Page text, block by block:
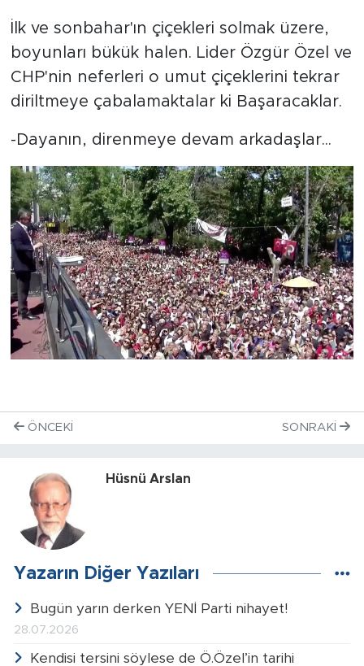
İlk ve sonbahar'ın çiçekleri solmak üzere,
boyunları bükük halen. Lider Özgür Özel ve
CHP'nin neferleri o umut çiçeklerini tekrar
diriltmeye çabalamaktalar ki Başaracaklar.
-Dayanın, direnmeye devam arkadaşlar...
ÖNCEKI SONRAKI
Hüsnü Arslan
Yazarın Diğer Yazıları
Bugün yarın derken YENİ Parti nihayet!
28.07.2026
Kendisi tersini söylese de Ö.Özel’in tarihi